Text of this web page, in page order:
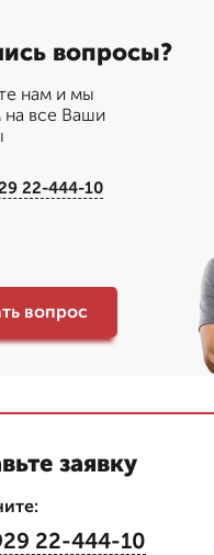
вопросы?
нам и мы
на все Ваши
22-444-10
вопрос
заявку
22-444-10